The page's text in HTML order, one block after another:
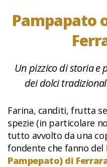
Pampapato
Un pizzico di storia e
dei dolci
Farina, canditi, frutta
spezie (in particolare
tutto avvolto da una
fondente che fanno del
Pampepato) di